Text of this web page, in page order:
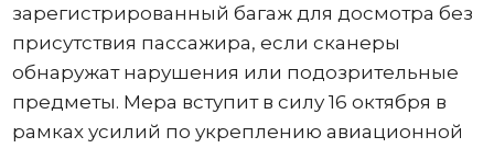
зарегистрированный багаж для досмотра без
присутствия пассажира, если сканеры
обнаружат нарушения или подозрительные
предметы. Мера вступит в силу 16 октября в
рамках усилий по укреплению авиационной